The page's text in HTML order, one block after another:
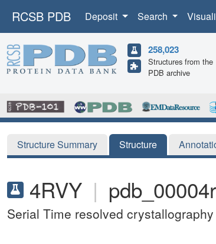
RCSB PDB Deposit Search
258,023
Structures from the
PDB archive
Structure Summary Structure
4RVY |
Serial Time resolved